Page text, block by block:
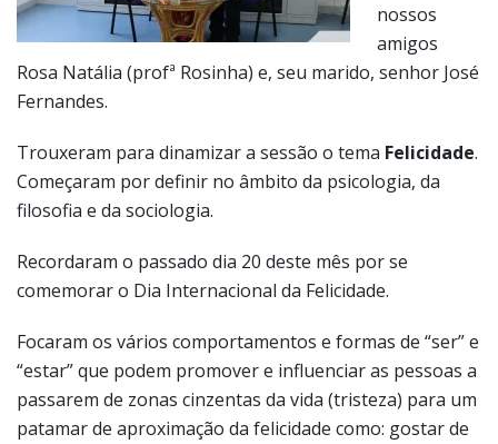
nossos
amigos
Rosa Natália (profª Rosinha) e, seu marido, senhor José
Fernandes.
Trouxeram para dinamizar a sessão o tema Felicidade.
Começaram por definir no âmbito da psicologia, da
filosofia e da sociologia.
Recordaram o passado dia 20 deste mês por se
comemorar o Dia Internacional da Felicidade.
Focaram os vários comportamentos e formas de “ser” e
“estar” que podem promover e influenciar as pessoas a
passarem de zonas cinzentas da vida (tristeza) para um
patamar de aproximação da felicidade como: gostar de